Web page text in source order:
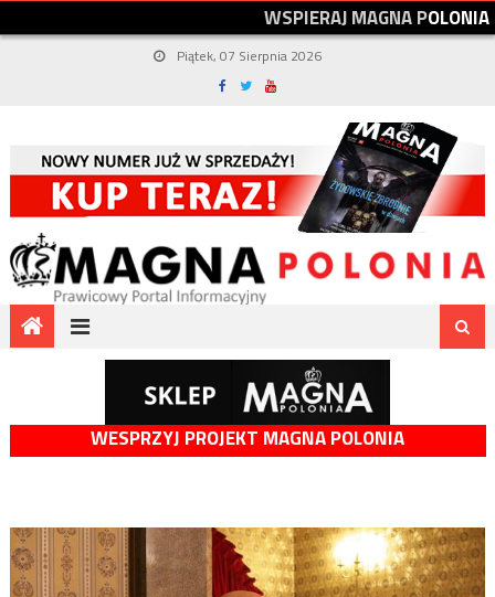
WSPIERAJMAGNAPOLONIA
Piątek, 07 Sierpnia 2026
WESPRZYJ PROJEKT MAGNA POLONIA